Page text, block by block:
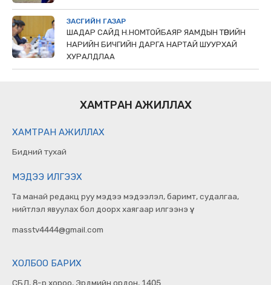
ЗАСГИЙН ГАЗАР
ШАДАР САЙД Н.НОМТОЙБАЯР ЯАМДЫН ТӨРИЙН
НАРИЙН БИЧГИЙН ДАРГА НАРТАЙ ШУУРХАЙ
ХУРАЛДЛАА
ХАМТРАН АЖИЛЛАХ
ХАМТРАН АЖИЛЛАХ
Бидний тухай
МЭДЭЭ ИЛГЭЭХ
Та манай редакц руу мэдээ мэдээлэл, баримт, судалгаа,
нийтлэл явуулах бол доорх хаягаар илгээнэ үү.
masstv4444@gmail.com
ХОЛБОО БАРИХ
СБД, 8-р хороо, Эрдмийн ордон, 1405